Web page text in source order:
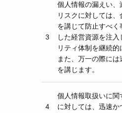
3
個人情報の漏えい
リスクに対しては
を講じて防止すべ
した経営資源を注
リティ体制を継続的
また、万一の際に
を講じます。
4
個人情報取扱いに関
に対しては、迅速か